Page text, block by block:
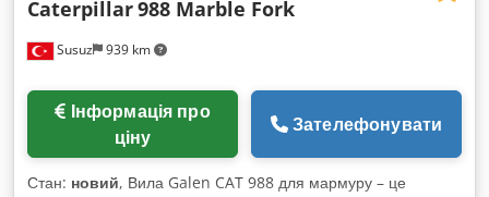
Susuz 939 km
Caterpillar988 Marble Fork
ціну
Зателефонувати
Стан: новий, Вила Galen CAT 988 для мармуру – це